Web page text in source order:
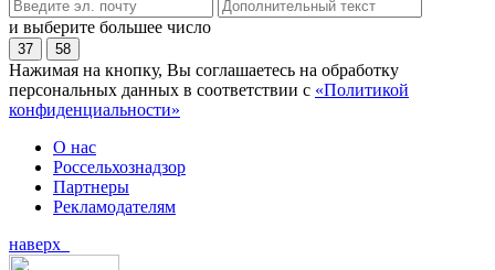
и выберите большее число
37 58
Нажимая на кнопку, Вы соглашаетесь на обработку
персональных данных в соответствии с «Политикой
конфиденциальности»
О нас
Россельхознадзор
Партнеры
Рекламодателям
наверх